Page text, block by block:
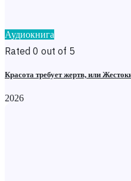
Аудиокнига
Rated 0 out of 5
Красота требует жертв, или
2026